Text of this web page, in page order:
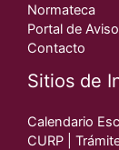
Normateca
Portal de
Contacto
Sitios de
Calendario
CURP |